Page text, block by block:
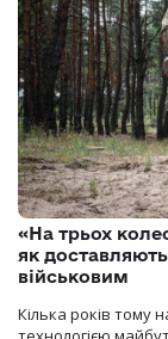
«На трьох
як
військовим
Кілька років тому